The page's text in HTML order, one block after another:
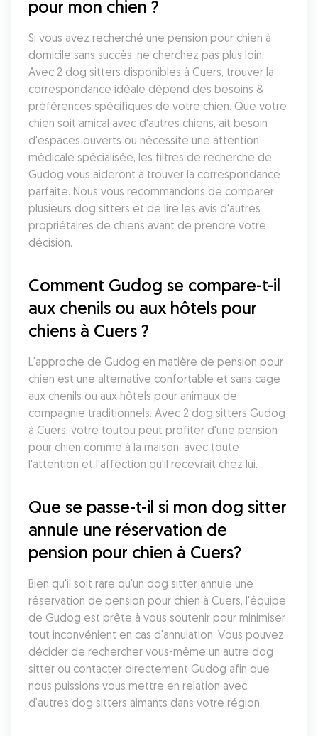
pour mon chien ?
Si vous avez recherché une pension pour chien à
domicile sans succès, ne cherchez pas plus loin.
Avec 2 dog sitters disponibles à Cuers, trouver la
correspondance idéale dépend des besoins &
préférences spécifiques de votre chien. Que votre
chien soit amical avec d'autres chiens, ait besoin
d'espaces ouverts ou nécessite une attention
médicale spécialisée, les filtres de recherche de
Gudog vous aideront à trouver la correspondance
parfaite. Nous vous recommandons de comparer
plusieurs dog sitters et de lire les avis d'autres
propriétaires de chiens avant de prendre votre
décision.
Comment Gudog se compare-t-il
aux chenils ou aux hôtels pour
chiens à Cuers ?
L'approche de Gudog en matière de pension pour
chien est une alternative confortable et sans cage
aux chenils ou aux hôtels pour animaux de
compagnie traditionnels. Avec 2 dog sitters Gudog
à Cuers, votre toutou peut profiter d'une pension
pour chien comme à la maison, avec toute
l'attention et l'affection qu'il recevrait chez lui.
Que se passe-t-il si mon dog sitter
annule une réservation de
pension pour chien à Cuers?
Bien qu'il soit rare qu'un dog sitter annule une
réservation de pension pour chien à Cuers, l'équipe
de Gudog est prête à vous soutenir pour minimiser
tout inconvénient en cas d'annulation. Vous pouvez
décider de rechercher vous-même un autre dog
sitter ou contacter directement Gudog afin que
nous puissions vous mettre en relation avec
d'autres dog sitters aimants dans votre région.